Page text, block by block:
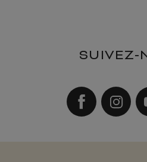
SUIVEZ-